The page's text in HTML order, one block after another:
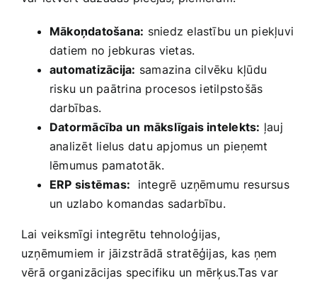
Mākoņdatošana: sniedz elastību un piekļuvi
datiem no jebkuras vietas.
automatizācija: samazina cilvēku kļūdu
risku un ​paātrina procesos ietilpstošās
darbības.
Datormācība un mākslīgais intelekts: ‍ļauj
analizēt lielus datu apjomus⁤ un‍ pieņemt
lēmumus pamatotāk.
ERP sistēmas: ​ integrē uzņēmumu ⁤resursus
un uzlabo komandas sadarbību.
Lai veiksmīgi integrētu tehnoloģijas,
uzņēmumiem ⁤ir ⁢jāizstrādā stratēģijas, kas ņem
vērā organizācijas specifiku un mērķus.Tas var